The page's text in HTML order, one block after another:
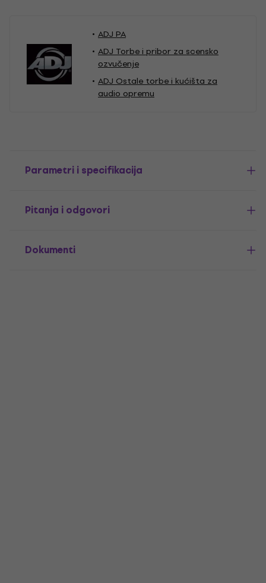
ADJ PA
ADJ Torbe i pribor za scensko
ozvučenje
ADJ Ostale torbe i kućišta za
audio opremu
Parametri i specifikacija
Pitanja i odgovori
Dokumenti